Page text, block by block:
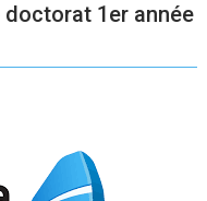
1er année